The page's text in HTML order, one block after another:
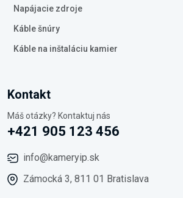
Napájacie zdroje
Káble šnúry
Káble na inštaláciu kamier
Kontakt
Máš otázky? Kontaktuj nás
+421 905 123 456
info@kameryip.sk
Zámocká 3, 811 01 Bratislava